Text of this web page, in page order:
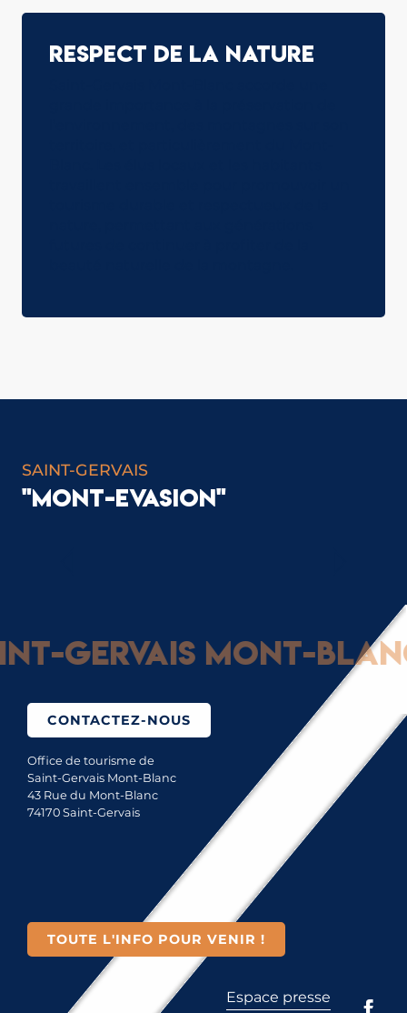
Respect de la nature
SAINT-GERVAIS
"MONT-EVASION"
Gervais Mont-Blanc
CONTACTEZ-NOUS
Office de tourisme de
Saint-Gervais Mont-Blanc
43 Rue du Mont-Blanc
74170 Saint-Gervais
TOUTE L'INFO POUR VENIR !
Espace presse